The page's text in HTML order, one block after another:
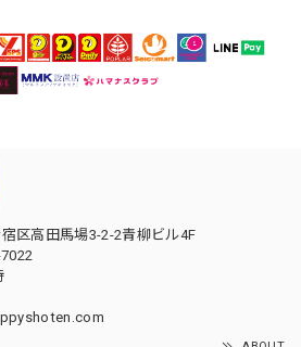
区高田馬場3-2-2青柳ビル4F